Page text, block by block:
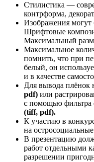
Стилистика —
контрформа,
Изображения
Шрифтовые
Максимальный
Максимальное
помнить, что при
белый, он
и в качестве
Для вывода плёнок
pdf) или
с помощью фильтра
(tiff, pdf).
К участию в
на
В презентацию
работ отдельными
разрешении